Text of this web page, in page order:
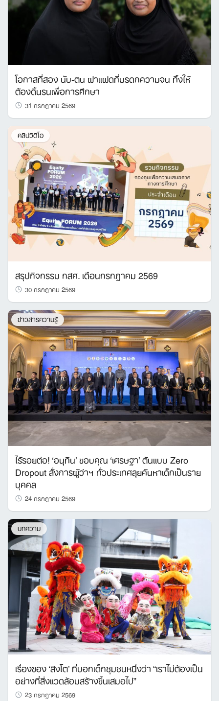
โอกาสที่สอง นับ-ตน ฝาแฝดที่มรดกความจน ทิ้งให้
ต้องดิ้นรนเพื่อการศึกษา
31 กรกฎาคม 2569
คลิปวิดีโอ
สรุปกิจกรรม กสศ. เดือนกรกฎาคม 2569
30 กรกฎาคม 2569
ข่าวสารความรู้
ไร้รอยต่อ! ‘อนุทิน’ ขอบคุณ ‘เศรษฐา’ ต้นแบบ Zero
Dropout สั่งการผู้ว่าฯ ทั่วประเทศลุยค้นหาเด็กเป็นราย
บุคคล
24 กรกฎาคม 2569
บทความ
เรื่องของ ‘สิงโต’ ที่บอกเด็กชุมชนหนึ่งว่า “เราไม่ต้องเป็น
อย่างที่สิ่งแวดล้อมสร้างขึ้นเสมอไป”
23 กรกฎาคม 2569